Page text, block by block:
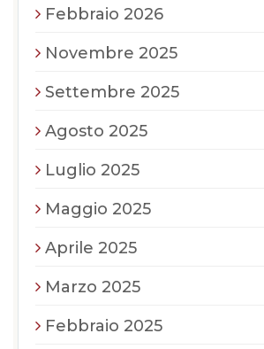
Febbraio 2026
Novembre 2025
Settembre 2025
Agosto 2025
Luglio 2025
Maggio 2025
Aprile 2025
Marzo 2025
Febbraio 2025